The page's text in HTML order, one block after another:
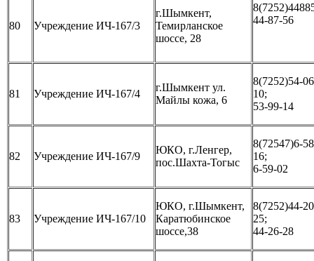
80 Учреждение ИЧ-167/3
г.Шымкент,
Темирланское
шоссе, 28
44-87-56
81 Учреждение ИЧ-167/4
г.Шымкент ул.
Майлы кожа, 6
8(7252)54-
10;
53-99-14
82 Учреждение ИЧ-167/9
ЮКО, г.Ленгер,
пос.Шахта-Тогыс
8(72547)6-
16;
6-59-02
83 Учреждение ИЧ-167/10
ЮКО, г.Шымкент,
Каратюбинское
шоссе,38
8(7252)44-
25;
44-26-28